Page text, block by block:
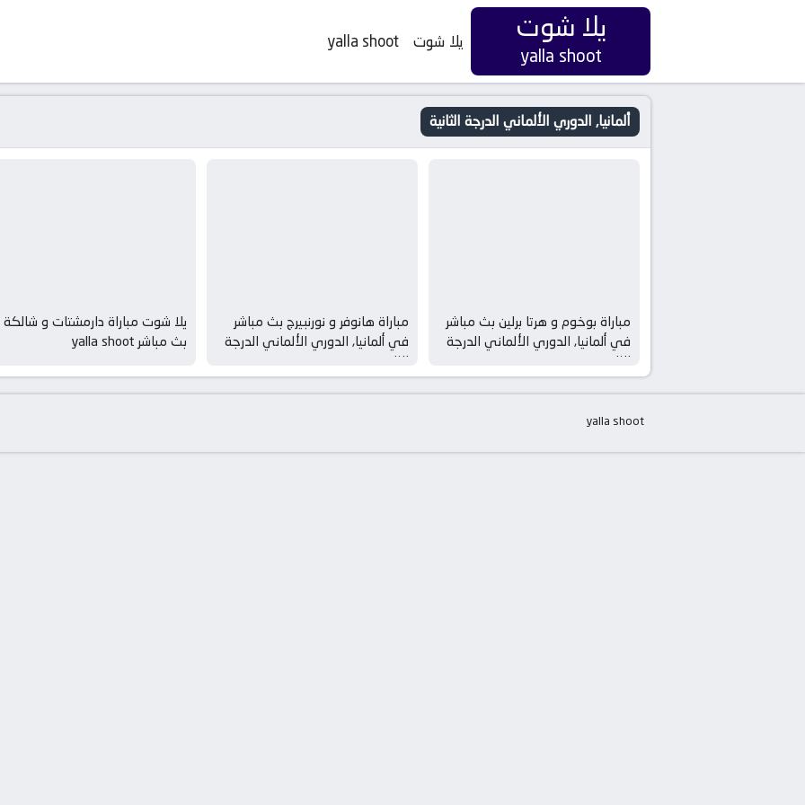
يلا شوت
yalla shoot
يلا شوت yalla shoot
ألمانيا, الدوري الألماني الدرجة الثانية
مباراة بوخوم و هرتا برلين بث مباشر
في ألمانيا, الدوري الألماني الدرجة
الثانية
مباراة هانوفر و نورنبيرج بث مباشر
في ألمانيا, الدوري الألماني الدرجة
الثانية
يلا شوت مباراة دارمشتات و شالكة
بث مباشر yalla shoot
yalla shoot